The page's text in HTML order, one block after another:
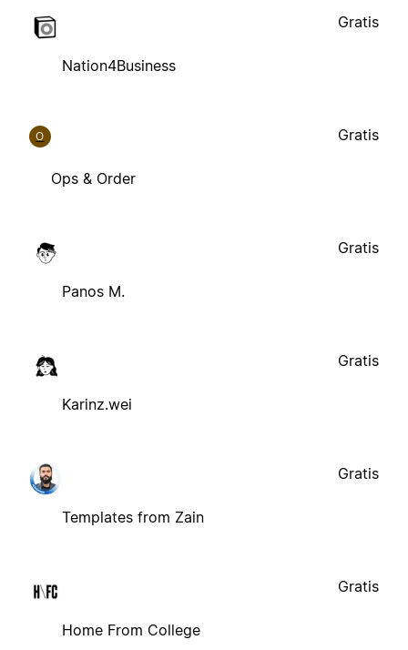
Nation4Business
Gratis
O
Ops & Order
Gratis
Panos M.
Gratis
Karinz.wei
Gratis
Templates from Zain
Gratis
Home From College
Gratis